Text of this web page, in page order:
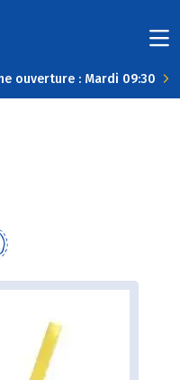
ouverture : Mardi 09:30